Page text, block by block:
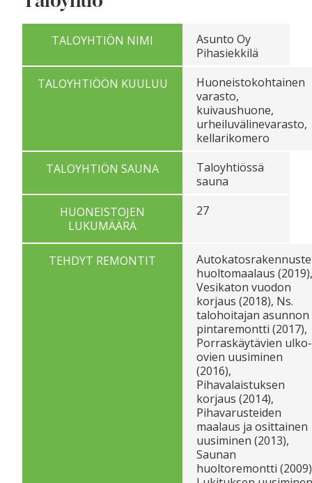
TALOYHTIÖN NIMI
Asunto Oy
Pihasiekkilä
TALOYHTIÖÖN KUULUU
Huoneistokohtainen
varasto,
kuivaushuone,
urheiluvälinevarasto,
kellarikomero
TALOYHTIÖN SAUNA
Taloyhtiössä
sauna
HUONEISTOJEN
LUKUMÄÄRÄ
27
TEHDYT REMONTIT
huoltomaalaus (2019),
Vesikaton vuodon
korjaus (2018), Ns.
talohoitajan asunnon
pintaremontti (2017),
Porraskäytävien ulko-
ovien uusiminen
(2016),
Pihavalaistuksen
korjaus (2014),
Pihavarusteiden
maalaus ja osittainen
uusiminen (2013),
Saunan
huoltoremontti